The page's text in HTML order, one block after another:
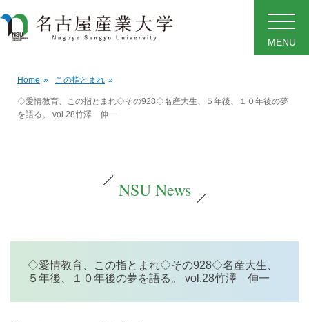
MENU
Home » この指とまれ »
◇愛情教育、この指とまれ◇その928◇名産大生、５年後、１０年後の夢
を語る。 vol.28竹澤 伸一
NSU News
◇愛情教育、この指とまれ◇その928◇名産大生、
５年後、１０年後の夢を語る。 vol.28竹澤 伸一